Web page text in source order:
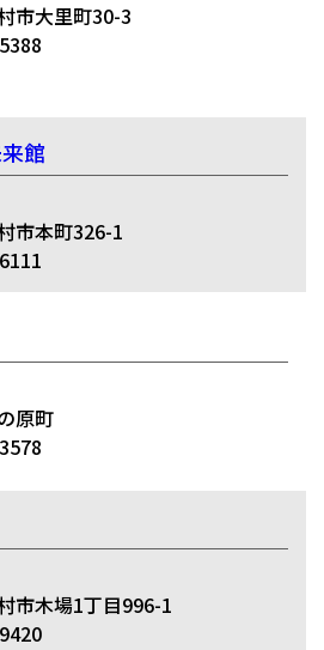
市大里町30-3
館
市本町326-1
原町
市木場1丁目996-1